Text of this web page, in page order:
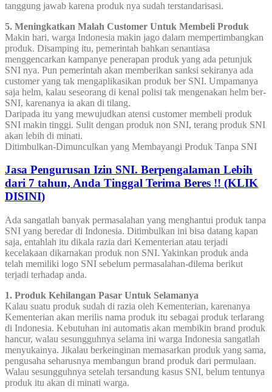
tanggung jawab karena produk nya sudah terstandarisasi.
5. Meningkatkan Malah Customer Untuk Membeli Produk
Makin hari, warga Indonesia makin jago dalam mempertimbangkan
produk. Disamping itu, pemerintah bahkan senantiasa
menggencarkan kampanye penerapan produk yang ada petunjuk
SNI nya. Pun pemerintah akan memberikan sanksi sekiranya ada
customer yang tak mengaplikasikan produk ber SNI. Umpamanya
saja helm, kalau seseorang di kenal polisi tak mengenakan helm ber-
SNI, karenanya ia akan di tilang.
Daripada itu yang mewujudkan atensi customer membeli produk
SNI makin tinggi. Sulit dengan produk non SNI, terang produk SNI
akan lebih di minati.
Ditimbulkan-Dimunculkan yang Membayangi Produk Tanpa SNI
Jasa Pengurusan Izin SNI. Berpengalaman Lebih
dari 7 tahun, Anda Tinggal Terima Beres !! (KLIK
DISINI)
Ada sangatlah banyak permasalahan yang menghantui produk tanpa
SNI yang beredar di Indonesia. Ditimbulkan ini bisa datang kapan
saja, entahlah itu dikala razia dari Kementerian atau terjadi
kecelakaan dikarnakan produk non SNI. Yakinkan produk anda
telah memiliki logo SNI sebelum permasalahan-dilema berikut
terjadi terhadap anda.
1. Produk Kehilangan Pasar Untuk Selamanya
Kalau suatu produk sudah di razia oleh Kementerian, karenanya
Kementerian akan merilis nama produk itu sebagai produk terlarang
di Indonesia. Kebutuhan ini automatis akan membikin brand produk
hancur, walau sesungguhnya selama ini warga Indonesia sangatlah
menyukainya. Jikalau berkeinginan memasarkan produk yang sama,
pengusaha seharusnya membangun brand produk dari permulaan.
Walau sesungguhnya setelah tersandung kasus SNI, belum tentunya
produk itu akan di minati warga.